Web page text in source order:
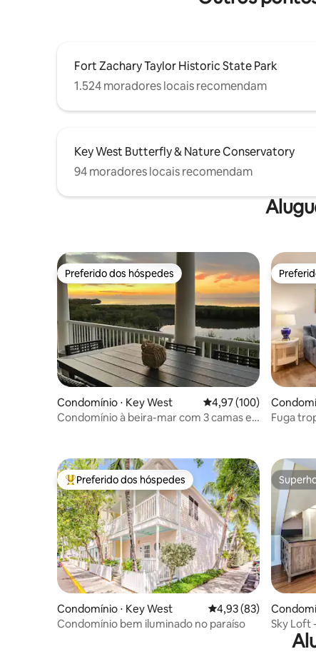
comida, cerveja/bebidas/vinho. 🛥️🌴🎣
Fort Zachary Taylor Historic State Park
1.524 moradores locais recomendam
Key West Butterfly & Nature Conservatory
94 moradores locais recomendam
Preferido dos hóspedes
Preferido dos hóspedes
Condomínio ⋅ Key West 4,97 de uma avaliação
4,97 (100)
Condomínio à beira-mar com 3 camas e
Fuga
Entre os melhores preferidos dos hóspedes
Preferido dos hóspedes
Condomínio ⋅ Key West 4,93 de uma
4,93 (83)
Condomínio bem iluminado no paraíso
Sky Loft
Street